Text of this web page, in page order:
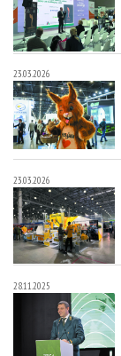
23.03.2026
23.03.2026
28.11.2025